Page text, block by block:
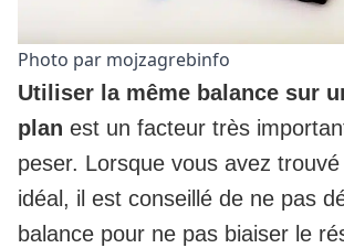
Photo par mojzagrebinfo
Utiliser la même balance sur
plan est un facteur très
peser. Lorsque vous avez trouvé
idéal, il est conseillé de ne pas
balance pour ne pas biaiser le